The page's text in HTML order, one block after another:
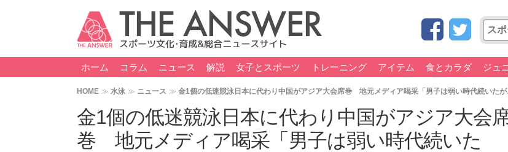
ホーム コラム ニュース 解説 女子とスポーツ トレーニング アイテム 食とカラダ ジュ
HOME 水泳 ニュース 金1個の低迷競泳日本に代わり中国がアジア大会席巻 地元メディア喝采「男子は弱い時代続いたが
金1個の低迷競泳日本に代わり中国がアジア大会
巻 地元メディア喝采「男子は弱い時代続いた